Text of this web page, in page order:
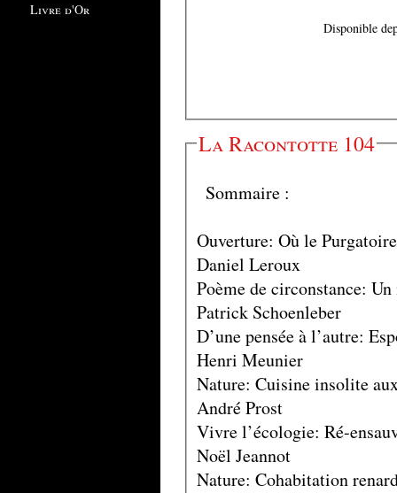
Livre d'Or
Disponible
La Racontotte 104
Sommaire :
Ouverture: Où le
Daniel Leroux
Poème de circonstance:
Patrick Schoenleber
D’une pensée à l’autre:
Henri Meunier
Nature: Cuisine insolite
André Prost
Vivre l’écologie: Ré-
Noël Jeannot
Nature: Cohabitation